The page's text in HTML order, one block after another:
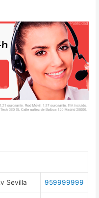
Sevilla 959999999